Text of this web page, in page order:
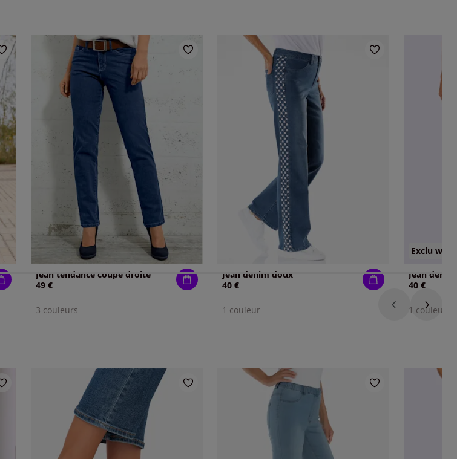
Jean tendance coupe droite
49 €
3 couleurs
Jean denim doux
40 €
1 couleur
Exclu web
Jean
40 €
1 couleur